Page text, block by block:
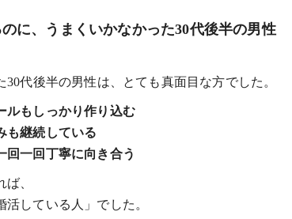
に、うまくいかなかった30代後半の男性
30代後半の男性は、とても真面目な方でした。
ルもしっかり作り込む
も継続している
回一回丁寧に向き合う
ば、
活している人」でした。